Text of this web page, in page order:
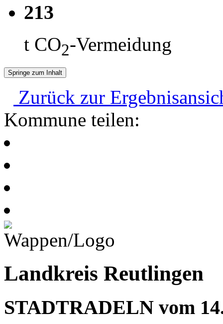
213
t CO2-Vermeidung
Springe zum Inhalt
Zurück zur
Kommune teilen:
Landkreis Reutlingen
STADTRADELN vom